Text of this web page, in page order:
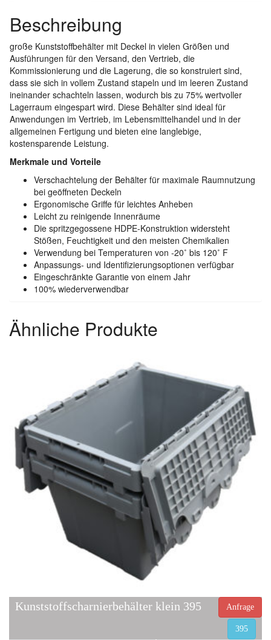
Beschreibung
große Kunststoffbehälter mit Deckel in vielen Größen und
Ausführungen für den Versand, den Vertrieb, die
Kommissionierung und die Lagerung, die so konstruiert sind,
dass sie sich in vollem Zustand stapeln und im leeren Zustand
ineinander schachteln lassen, wodurch bis zu 75% wertvoller
Lagerraum eingespart wird. Diese Behälter sind ideal für
Anwendungen im Vertrieb, im Lebensmittelhandel und in der
allgemeinen Fertigung und bieten eine langlebige,
kostensparende Leistung.
Merkmale und Vorteile
Verschachtelung der Behälter für maximale Raumnutzung
bei geöffneten Deckeln
Ergonomische Griffe für leichtes Anheben
Leicht zu reinigende Innenräume
Die spritzgegossene HDPE-Konstruktion widersteht
Stößen, Feuchtigkeit und den meisten Chemikalien
Verwendung bei Temperaturen von -20˚ bis 120˚ F
Anpassungs- und Identifizierungsoptionen verfügbar
Eingeschränkte Garantie von einem Jahr
100% wiederverwendbar
Ähnliche Produkte
Kunststoffscharnierbehälter klein 395 Anfrage
395